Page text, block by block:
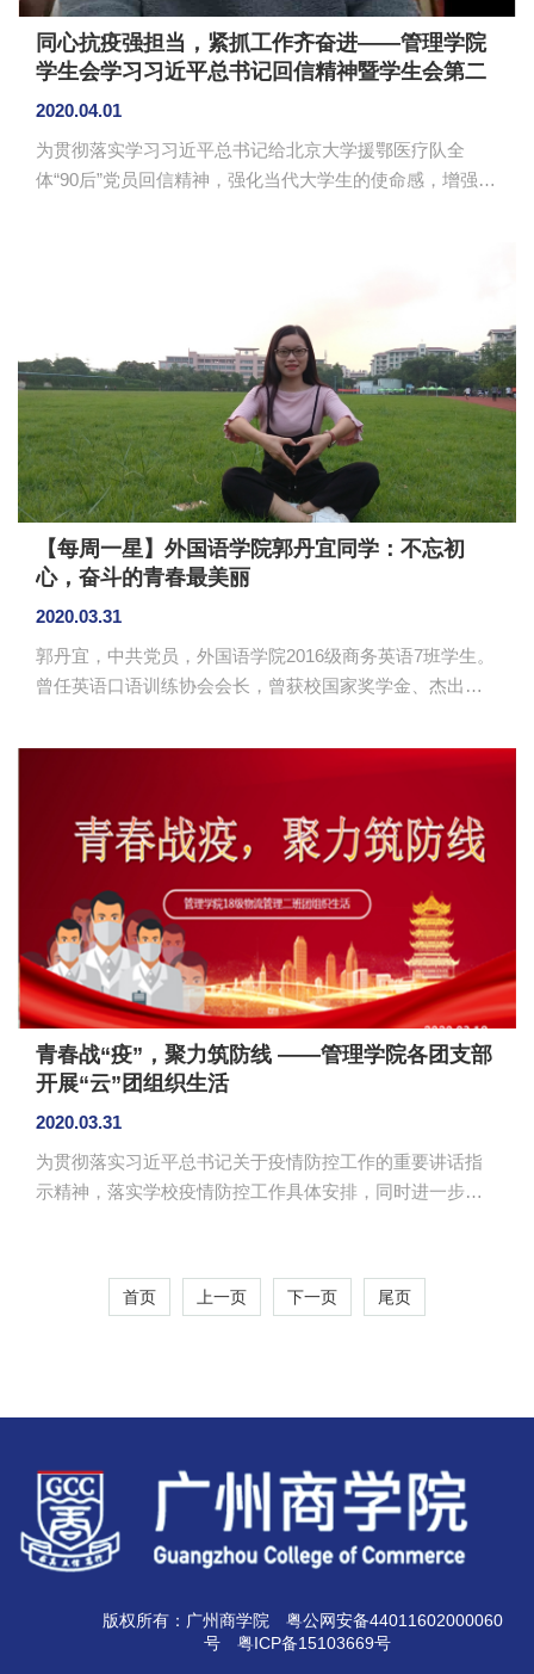
同心抗疫强担当，紧抓工作齐奋进——管理学院
学生会学习习近平总书记回信精神暨学生会第二
学期工作部署会议
2020.04.01
为贯彻落实学习习近平总书记给北京大学援鄂医疗队全
体“90后”党员回信精神，强化当代大学生的使命感，增强学
干部们一起回顾了习近平总书记赴湖北省武汉市考察和指
导疫情防控工作的情景，学习了习近平总书记给北京大学
援鄂医疗队全体“90后”党员的回信。黄理坤、张家微等干部
代表分享了他们...
【每周一星】外国语学院郭丹宜同学：不忘初
心，奋斗的青春最美丽
2020.03.31
郭丹宜，中共党员，外国语学院2016级商务英语7班学生。
曾任英语口语训练协会会长，曾获校国家奖学金、杰出学
称号，曾获全国高师竞赛二级“一等奖”等7项省级荣誉，并
不怠慢的天职 “大学是一座学习的殿堂，是一个实现梦
想的地方。”郭丹宜希望自己的大学生涯过得充实而有意
义，三年来，她刻苦学习，学业平均绩点逐年上升，其中
两个学期平均绩点...
青春战“疫”，聚力筑防线 ——管理学院各团支部
开展“云”团组织生活
2020.03.31
为贯彻落实习近平总书记关于疫情防控工作的重要讲话指
示精神，落实学校疫情防控工作具体安排，同时进一步做
手和后备军的责任和担当。管理学院团委在校团委的指导
下组织各年级团支部开展了以“青春战‘疫’，聚力筑防线”为
首页 上一页 下一页 尾页
版权所有：广州商学院
粤公网安备44011602000060
号
粤ICP备15103669号